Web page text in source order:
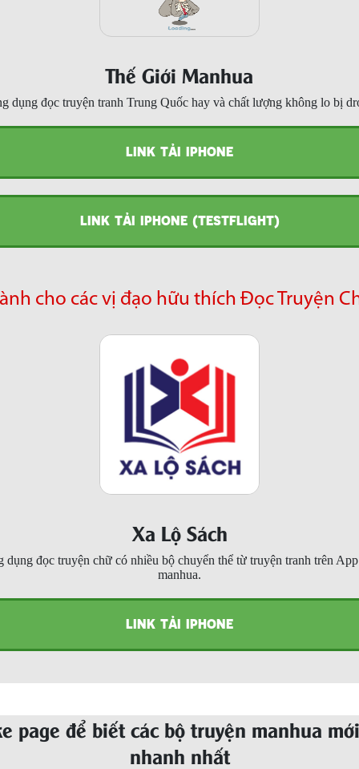
Thế Giới Manhua
dụng đọc truyện tranh Trung Quốc hay và chất lượng không lo bị
LINK TẢI IPHONE
LINK TẢI IPHONE (TESTFLIGHT)
cho các vị đạo hữu thích Đọc Truyện
Xa Lộ Sách
dụng đọc truyện chữ có nhiều bộ chuyển thể từ truyện tranh trên
manhua.
LINK TẢI IPHONE
page để biết các bộ truyện manhua
nhanh nhất